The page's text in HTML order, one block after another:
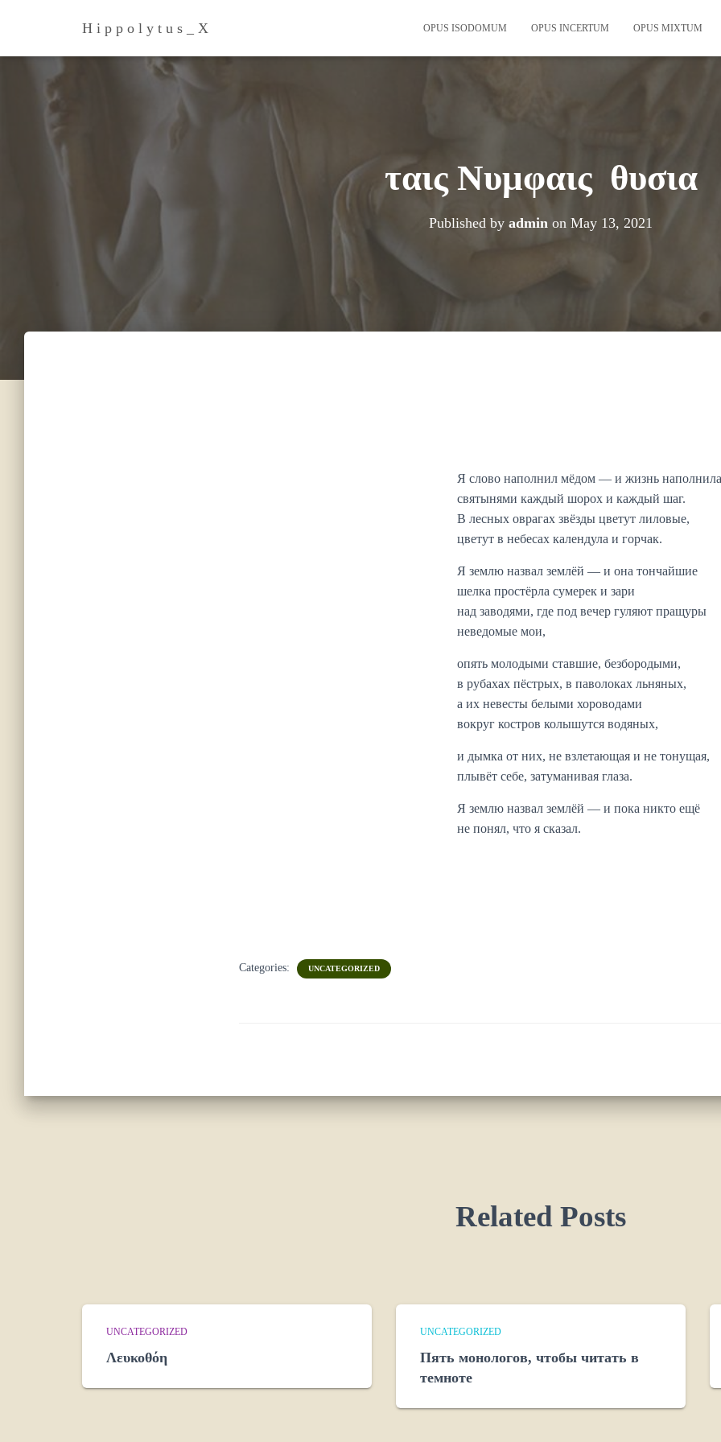
H i p p o l y t u s _ Х OPUS ISODOMUM OPUS INCERTUM OPUS MIXTUM
ταις Νυμφαις θυσια
Published by admin on May 13, 2021
Я слово наполнил мёдом — и жизнь
святынями каждый шорох и каждый шаг.
В лесных оврагах звёзды цветут лиловые,
цветут в небесах календула и горчак.
Я землю назвал землёй — и она тончайшие
шелка простёрла сумерек и зари
над заводями, где под вечер гуляют пращуры
неведомые мои,
опять молодыми ставшие, безбородыми,
в рубахах пёстрых, в паволоках льняных,
а их невесты белыми хороводами
вокруг костров колышутся водяных,
и дымка от них, не взлетающая и не тонущая,
плывёт себе, затуманивая глаза.
Я землю назвал землёй — и пока никто ещё
не понял, что я сказал.
Categories: UNCATEGORIZED
Related Posts
UNCATEGORIZED
Λευκοθόη
UNCATEGORIZED
Пять монологов, чтобы читать в
темноте